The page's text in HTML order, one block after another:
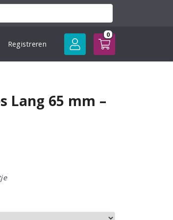
Registreren
0
Lang 65 mm –